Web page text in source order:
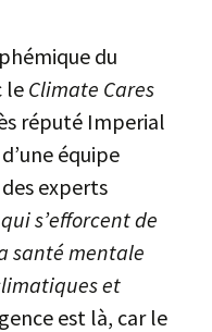
du
leClimate Cares
réputé Imperial
équipe
experts
s’efforcent de
santé mentale
et
est là, car le